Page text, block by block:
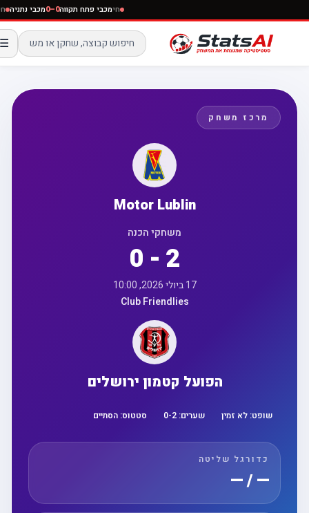
חימכבי פתח תקווה0–0 מכבי נתניה
☰
מרכז משחק
Motor Lublin
משחקי הכנה
0 - 2
17 ביולי 2026, 10:00
Club Friendlies
הפועל קטמון ירושלים
שופט:לא זמין שערים: 0 -2 סטטוס:הסתיים
כדורגל שליטה
— / —